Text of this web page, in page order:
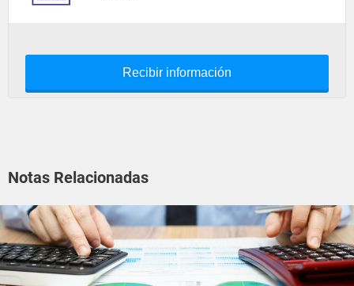
Recibir información
Notas Relacionadas